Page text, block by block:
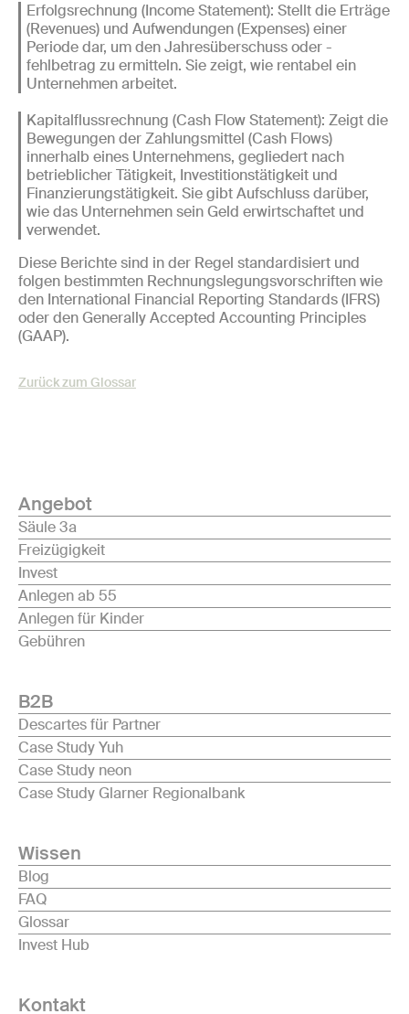
Erfolgsrechnung (Income Statement): Stellt die Erträge
(Revenues) und Aufwendungen (Expenses) einer
Periode dar, um den Jahresüberschuss oder -
fehlbetrag zu ermitteln. Sie zeigt, wie rentabel ein
Unternehmen arbeitet.
Kapitalflussrechnung (Cash Flow Statement): Zeigt die
Bewegungen der Zahlungsmittel (Cash Flows)
innerhalb eines Unternehmens, gegliedert nach
betrieblicher Tätigkeit, Investitionstätigkeit und
Finanzierungstätigkeit. Sie gibt Aufschluss darüber,
wie das Unternehmen sein Geld erwirtschaftet und
verwendet.
Diese Berichte sind in der Regel standardisiert und
folgen bestimmten Rechnungslegungsvorschriften wie
den International Financial Reporting Standards (IFRS)
oder den Generally Accepted Accounting Principles
(GAAP).
Zurück zum Glossar
Angebot
Säule 3a
Freizügigkeit
Invest
Anlegen ab 55
Anlegen für Kinder
Gebühren
B2B
Descartes für Partner
Case Study Yuh
Case Study neon
Case Study Glarner Regionalbank
Wissen
Blog
FAQ
Glossar
Invest Hub
Kontakt